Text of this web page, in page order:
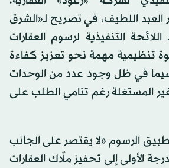
العبد اللطيف، في تصريح لـ«الشرق
التنفيذية لرسوم العقارات
تنظيمية مهمة نحو تعزيز كفاءة
سيما في ظل وجود عدد من الوحدات
المستغلة رغم تنامي الطلب على
الرسوم «لا يقتصر على الجانب
الأولى إلى تحفيز ملّاك العقارات